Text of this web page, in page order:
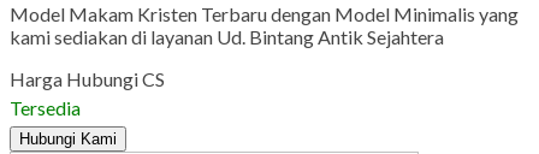
Model Makam Kristen Terbaru dengan Model Minimalis yang
kami sediakan di layanan Ud. Bintang Antik Sejahtera
Harga Hubungi CS
Tersedia
Hubungi Kami